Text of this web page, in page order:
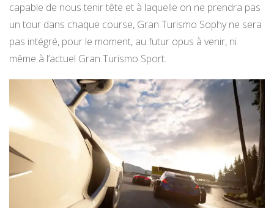
capable de nous tenir tête et à laquelle on ne prendra pas
un tour dans chaque course, Gran Turismo Sophy ne sera
pas intégré, pour le moment, au futur opus à venir, ni
même à l’actuel Gran Turismo Sport.